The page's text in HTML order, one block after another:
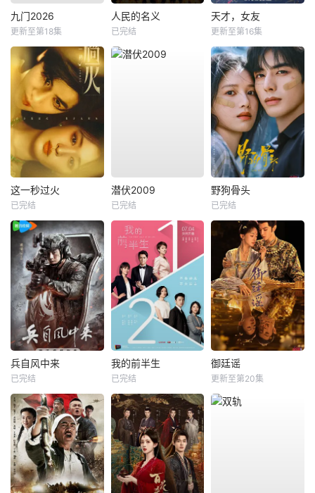
九门2026
更新至第18集
人民的名义
已完结
天才，女友
更新至第16集
这一秒过火
已完结
潜伏2009
已完结
野狗骨头
已完结
兵自风中来
已完结
我的前半生
已完结
御廷谣
更新至第20集